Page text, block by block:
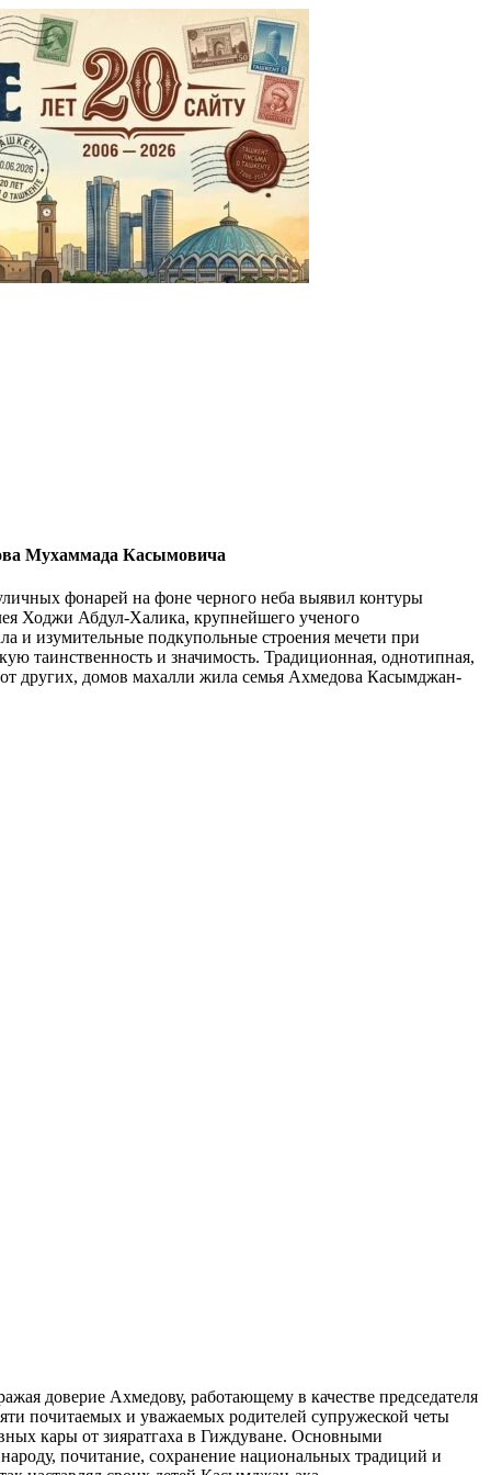
Мухаммада Касымовича
фонарей на фоне черного неба выявил контуры
Ходжи Абдул-Халика, крупнейшего ученого
и изумительные подкупольные строения мечети при
таинственность и значимость. Традиционная, однотипная,
других, домов махалли жила семья Ахмедова Касымджан-
доверие Ахмедову, работающему в качестве председателя
почитаемых и уважаемых родителей супружеской четы
кары от зияратгаха в Гиждуване. Основными
почитание, сохранение национальных традиций и